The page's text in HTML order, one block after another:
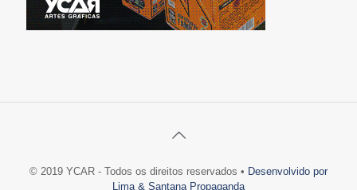
© 2019 YCAR - Todos os direitos reservados • Desenvolvido por
Lima & Santana Propaganda